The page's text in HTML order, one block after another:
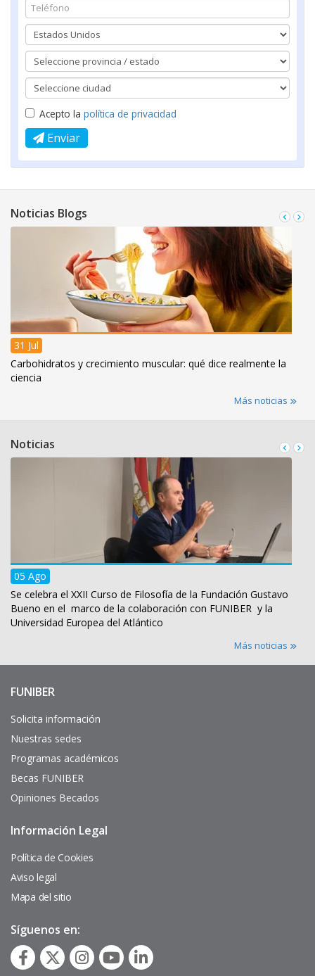
Acepto la política de privacidad
Enviar
Noticias Blogs
31 Jul
Carbohidratos y crecimiento muscular: qué dice realmente la
ciencia
Más noticias
Noticias
05 Ago
Se celebra el XXII Curso de Filosofía de la Fundación Gustavo
Bueno en el marco de la colaboración con FUNIBER y la
Universidad Europea del Atlántico
Más noticias
Enlaces
interés
FUNIBER
Solicita información
Nuestras sedes
Programas académicos
Becas FUNIBER
Opiniones Becados
Pie
página
Información Legal
Política de Cookies
Aviso legal
Mapa del sitio
Síguenos en: